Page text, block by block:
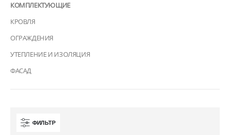
ФИЛЬТР
КОМПЛЕКТУЮЩИЕ
КРОВЛЯ
ОГРАЖДЕНИЯ
УТЕПЛЕНИЕ И ИЗОЛЯЦИЯ
ФАСАД